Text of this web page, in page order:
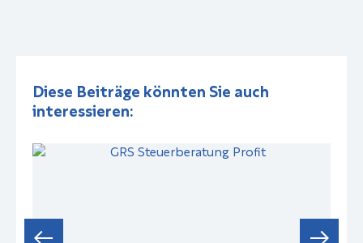
Diese Beiträge könnten Sie auch
interessieren: